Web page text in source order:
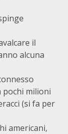
il
alcuna
pochi milioni
(si fa per
americani,